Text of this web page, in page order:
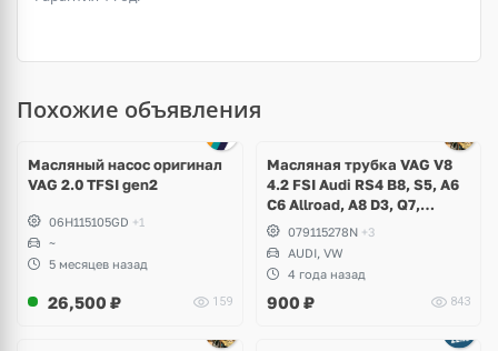
Похожие объявления
Масляный насос оригинал
VAG 2.0 TFSI gen2
06H115105GD +1
~
5 месяцев назад
26,500 ₽ 159
Масляная трубка VAG V8
4.2 FSI Audi RS4 B8, S5, A6
C6 Allroad, A8 D3, Q7,
Volkswagen Touareg
079115278N +3
AUDI, VW
4 года назад
900 ₽ 843